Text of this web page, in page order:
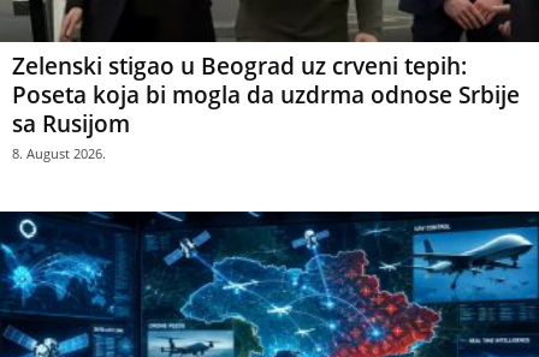
Zelenski stigao u Beograd uz crveni tepih:
Poseta koja bi mogla da uzdrma odnose Srbije
sa Rusijom
8. August 2026.